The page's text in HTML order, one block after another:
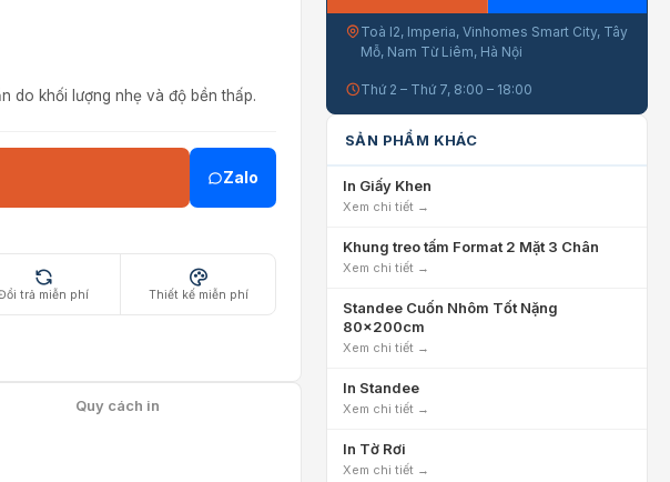
do khối lượng nhẹ và độ bền thấp.
Zalo
trả miễn phí Thiết kế miễn phí
Quy cách in
Toà I2, Imperia, Vinhomes Smart City, Tây
Mỗ, Nam Từ Liêm, Hà Nội
Thứ 2 – Thứ 7, 8:00 – 18:00
SẢN PHẨM KHÁC
In Giấy Khen
Xem chi tiết →
Khung treo tấm Format 2 Mặt 3 Chân
Xem chi tiết →
Standee Cuốn Nhôm Tốt Nặng
80x200cm
Xem chi tiết →
In Standee
Xem chi tiết →
In Tờ Rơi
Xem chi tiết →